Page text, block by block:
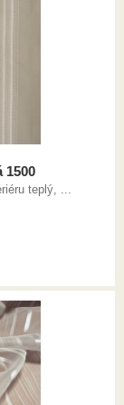
1500
teplý, ...